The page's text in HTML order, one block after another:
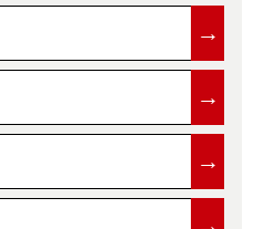
→
→
→